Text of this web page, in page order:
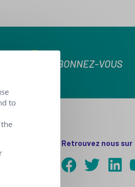
ABONNEZ-VOUS
Retrouvez nous sur
to